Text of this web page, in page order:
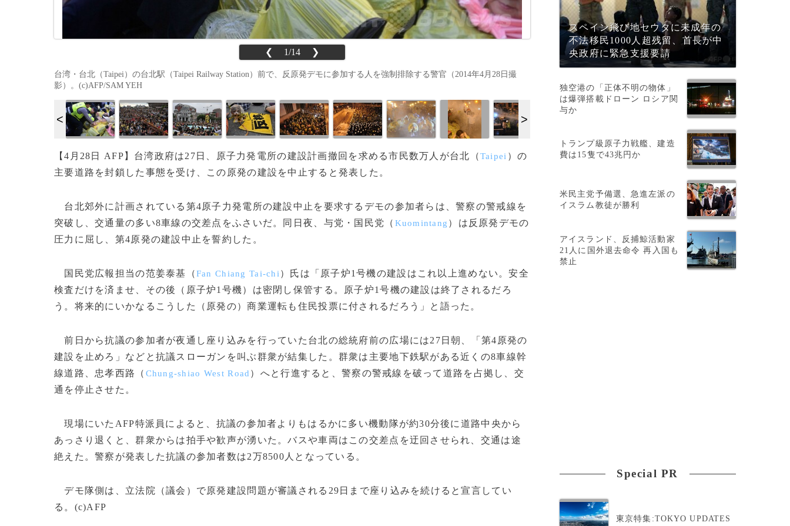
❮ 1/14 ❯
台湾・台北（Taipei）の台北駅（Taipei Railway Station）前で、反原発デモに参加する人を強制排除する警官（2014年4月28日撮
影）。(c)AFP/SAM YEH
【4月28日 AFP】台湾政府は27日、原子力発電所の建設計画撤回を求める市民数万人が台北（Taipei ）の
主要道路を封鎖した事態を受け、この原発の建設を中止すると発表した。
台北郊外に計画されている第4原子力発電所の建設中止を要求するデモの参加者らは、警察の警戒線を
突破し、交通量の多い8車線の交差点をふさいだ。同日夜、与党・国民党（ Kuomintang ）は反原発デモの
圧力に屈し、第4原発の建設中止を誓約した。
国民党広報担当の范姜泰基（Fan Chiang Tai-chi ）氏は「原子炉1号機の建設はこれ以上進めない。安全
検査だけを済ませ、その後（原子炉1号機）は密閉し保管する。原子炉1号機の建設は終了されるだろ
う。将来的にいかなるこうした（原発の）商業運転も住民投票に付されるだろう」と語った。
前日から抗議の参加者が夜通し座り込みを行っていた台北の総統府前の広場には27日朝、「第4原発の
建設を止めろ」などと抗議スローガンを叫ぶ群衆が結集した。群衆は主要地下鉄駅がある近くの8車線幹
線道路、忠孝西路（ Chung-shiao West Road ）へと行進すると、警察の警戒線を破って道路を占拠し、交
通を停止させた。
現場にいたAFP特派員によると、抗議の参加者よりもはるかに多い機動隊が約30分後に道路中央から
あっさり退くと、群衆からは拍手や歓声が湧いた。バスや車両はこの交差点を迂回させられ、交通は途
絶えた。警察が発表した抗議の参加者数は2万8500人となっている。
デモ隊側は、立法院（議会）で原発建設問題が審議される29日まで座り込みを続けると宣言してい
る。(c)AFP
スペイン飛び地セウタに未成年の
不法移民1000人超残留、首長が中
央政府に緊急支援要請
独空港の「正体不明の物体」
は爆弾搭載ドローン ロシア関
与か
トランプ級原子力戦艦、建造
費は15隻で43兆円か
米民主党予備選、急進左派の
イスラム教徒が勝利
アイスランド、反捕鯨活動家
21人に国外退去命令 再入国も
禁止
Special PR
東京特集:TOKYO UPDATES